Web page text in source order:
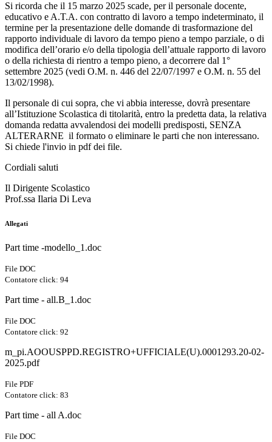
Si ricorda che il 15 marzo 2025 scade, per il personale docente,
educativo e A.T.A. con contratto di lavoro a tempo indeterminato, il
termine per la presentazione delle domande di trasformazione del
rapporto individuale di lavoro da tempo pieno a tempo parziale, o di
modifica dell’orario e/o della tipologia dell’attuale rapporto di lavoro
o della richiesta di rientro a tempo pieno, a decorrere dal 1°
settembre 2025 (vedi O.M. n. 446 del 22/07/1997 e O.M. n. 55 del
13/02/1998).
Il personale di cui sopra, che vi abbia interesse, dovrà presentare
all’Istituzione Scolastica di titolarità, entro la predetta data, la relativa
domanda redatta avvalendosi dei modelli predisposti, SENZA
ALTERARNE il formato o eliminare le parti che non interessano.
Si chiede l'invio in pdf dei file.
Cordiali saluti
Il Dirigente Scolastico
Prof.ssa Ilaria Di Leva
Allegati
Part time -modello_1.doc
File DOC
Contatore click: 94
Part time - all.B_1.doc
File DOC
Contatore click: 92
m_pi.AOOUSPPD.REGISTRO+UFFICIALE(U).0001293.20-02-
2025.pdf
File PDF
Contatore click: 83
Part time - all A.doc
File DOC